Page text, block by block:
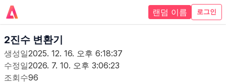
랜덤 이름 로그인
2진수 변환기
생성일2025. 12. 16. 오후 6:18:37
수정일2026. 7. 10. 오후 3:06:23
조회수96